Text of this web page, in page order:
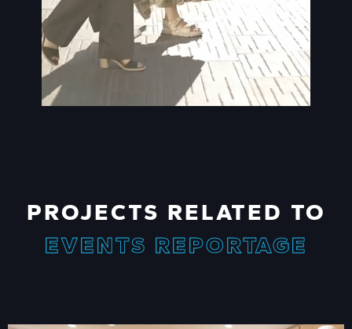
PROJECTS RELATED TO
EVENTS REPORTAGE